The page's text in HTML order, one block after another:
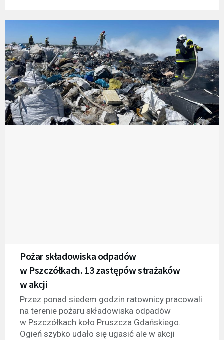
Pożar składowiska odpadów
w Pszczółkach. 13 zastępów strażaków
w akcji
Przez ponad siedem godzin ratownicy pracowali
na terenie pożaru składowiska odpadów
w Pszczółkach koło Pruszcza Gdańskiego.
Ogień szybko udało się ugasić ale w akcji